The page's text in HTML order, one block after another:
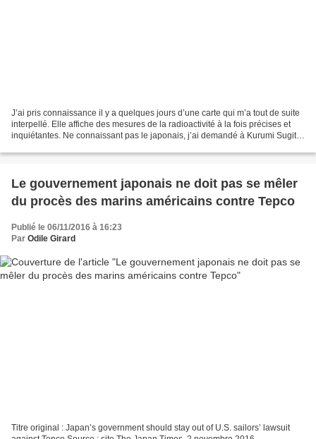
J’ai pris connaissance il y a quelques jours d’une carte qui m’a tout de suite
interpellé. Elle affiche des mesures de la radioactivité à la fois précises et
inquiétantes. Ne connaissant pas le japonais, j’ai demandé à Kurumi Sugita,
Le gouvernement japonais ne doit pas se mêler
du procès des marins américains contre Tepco
Publié le 06/11/2016 à 16:23
Par Odile Girard
Titre original : Japan’s government should stay out of U.S. sailors’ lawsuit